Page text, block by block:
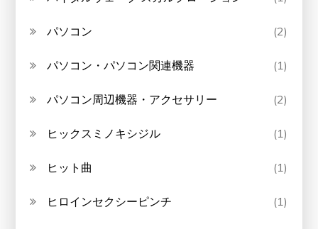
パソコン (2)
パソコン・パソコン関連機器 (1)
パソコン周辺機器・アクセサリー (2)
ヒックスミノキシジル (1)
ヒット曲 (1)
ヒロインセクシーピンチ (1)